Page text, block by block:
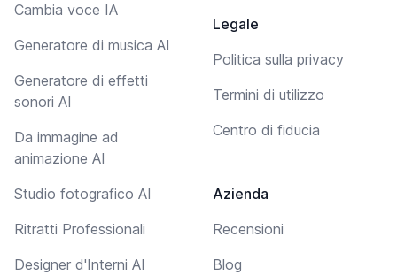
Cambia voce IA
Generatore di musica AI
Generatore di effetti
sonori AI
Da immagine ad
animazione AI
Studio fotografico AI
Ritratti Professionali
Designer d'Interni AI
Legale
Politica sulla privacy
Termini di utilizzo
Centro di fiducia
Azienda
Recensioni
Blog